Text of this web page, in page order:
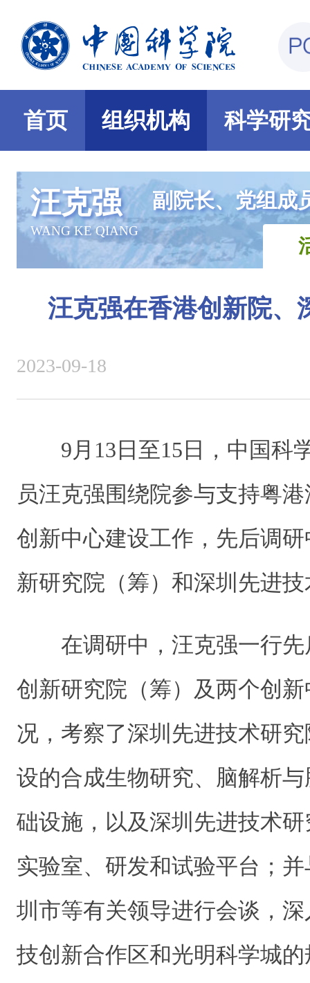
首页 组织机构 科学研
汪克强
WANG KE QIANG
副院长、党组成
汪克强在香港创新院、
2023-09-18
9月13日至15日，中国科
员汪克强围绕院参与支持粤
创新中心建设工作，先后调
新研究院（筹）和深圳先进
在调研中，汪克强一行
创新研究院（筹）及两个创
况，考察了深圳先进技术研
设的合成生物研究、脑解析
础设施，以及深圳先进技术
实验室、研发和试验平台；
圳市等有关领导进行会谈，
技创新合作区和光明科学城